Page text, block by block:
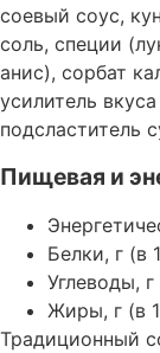
соевый соус,
соль, специи
анис), сорбат
усилитель
подсластитель
Пищевая и
Белки, г (в
Углеводы, г
Жиры, г (в
Традиционный